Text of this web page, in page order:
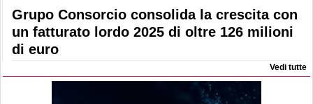
Grupo Consorcio consolida la crescita con
un fatturato lordo 2025 di oltre 126 milioni
di euro
Vedi tutte